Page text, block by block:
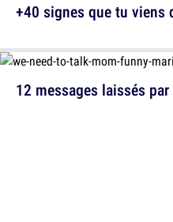
12 messages laissés
+40 signes que tu viens